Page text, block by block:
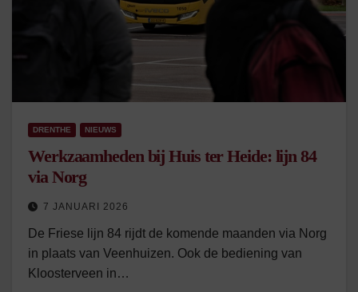
DRENTHE NIEUWS
Werkzaamheden bij Huis ter Heide: lijn 84
via Norg
7 JANUARI 2026
De Friese lijn 84 rijdt de komende maanden via Norg
in plaats van Veenhuizen. Ook de bediening van
Kloosterveen in…